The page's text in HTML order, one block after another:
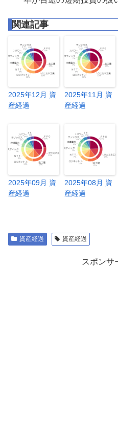
関連記事
2025年12月 資
産経過
2025年11月 資
産経過
2025年09月 資
産経過
2025年08月 資
産経過
資産経過 資産経過
スポンサ